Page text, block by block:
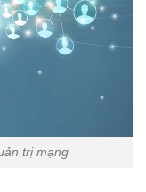
trị mạng